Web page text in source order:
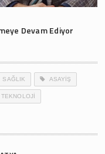
Devam Ediyor
SAĞLIK ASAYİŞ
TEKNOLOJİ